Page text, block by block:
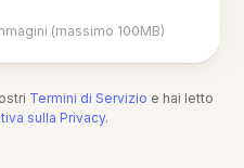
(massimo 100MB)
Termini di Servizio e hai letto
sulla Privacy.